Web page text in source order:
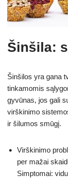
Šinšila:
Šinšilos yra gana
tinkamomis
gyvūnas, jos gali
virškinimo
ir šilumos smūgį.
Virškinimo
per mažai
Simptomai: